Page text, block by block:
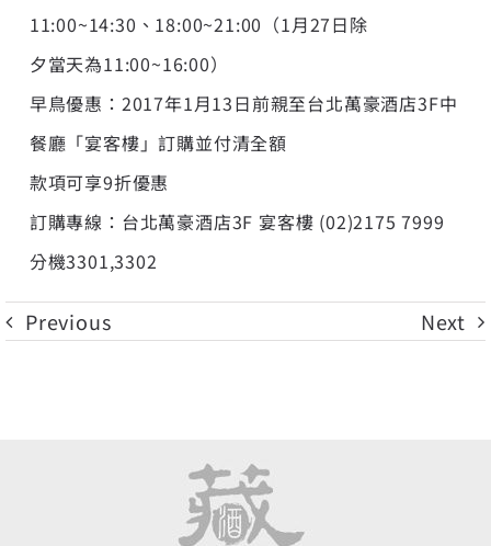
11:00~14:30、18:00~21:00（1月27日除
夕當天為11:00~16:00）
早鳥優惠：2017年1月13日前親至台北萬豪酒店3F中
餐廳「宴客樓」訂購並付清全額
款項可享9折優惠
訂購專線：台北萬豪酒店3F 宴客樓 (02)2175 7999
分機3301,3302
Previous Next